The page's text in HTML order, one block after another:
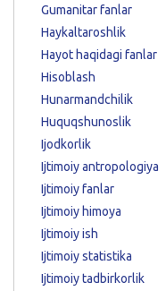
Gumanitar fanlar
Haykaltaroshlik
Hayot haqidagi fanlar
Hisoblash
Hunarmandchilik
Huquqshunoslik
Ijodkorlik
Ijtimoiy antropologiya
Ijtimoiy fanlar
Ijtimoiy himoya
Ijtimoiy ish
Ijtimoiy statistika
Ijtimoiy tadbirkorlik